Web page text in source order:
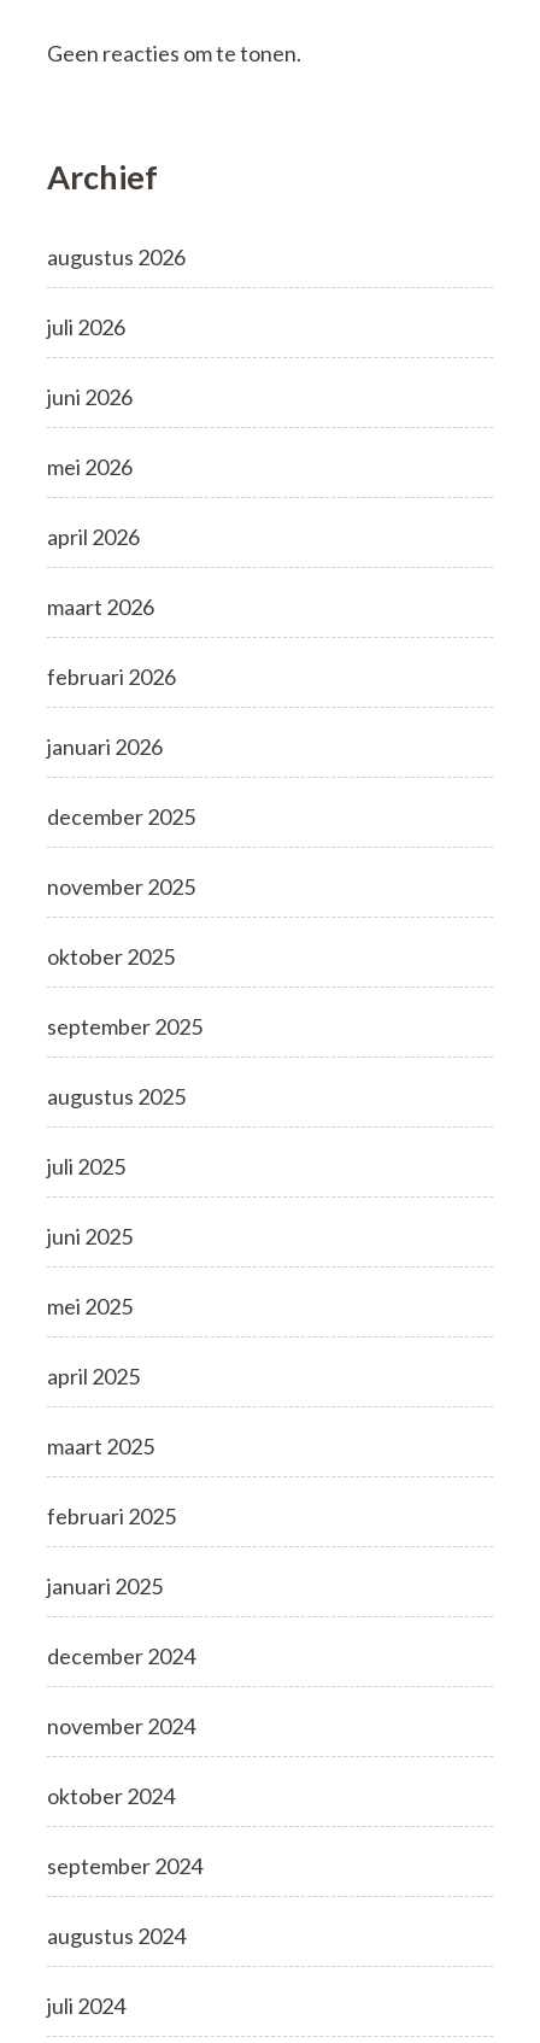
Geen reacties om te tonen.
Archief
augustus 2026
juli 2026
juni 2026
mei 2026
april 2026
maart 2026
februari 2026
januari 2026
december 2025
november 2025
oktober 2025
september 2025
augustus 2025
juli 2025
juni 2025
mei 2025
april 2025
maart 2025
februari 2025
januari 2025
december 2024
november 2024
oktober 2024
september 2024
augustus 2024
juli 2024